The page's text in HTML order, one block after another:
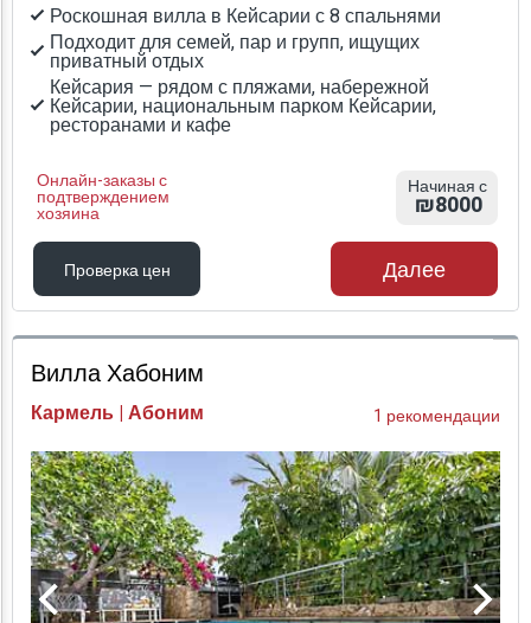
Роскошная вилла в Кейсарии с 8 спальнями
Подходит для семей, пар и групп, ищущих
приватный отдых
Кейсария — рядом с пляжами, набережной
Кейсарии, национальным парком Кейсарии,
ресторанами и кафе
Онлайн-заказы с
подтверждением
хозяина
Начиная с
₪8000
Проверка цен
Проверка цен
Далее
Вилла Хабоним
Кармель | Абоним 1 рекомендации